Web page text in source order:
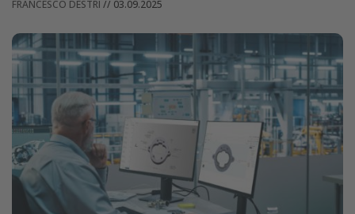
FRANCESCO DESTRI // 03.09.2025